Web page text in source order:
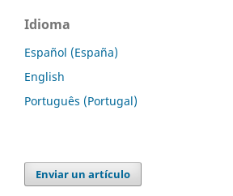
Idioma
Español (España)
English
Português (Portugal)
Enviar un artículo